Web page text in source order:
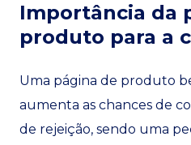
Importância da
produto para a
Uma página de produto
aumenta as chances de
de rejeição, sendo uma